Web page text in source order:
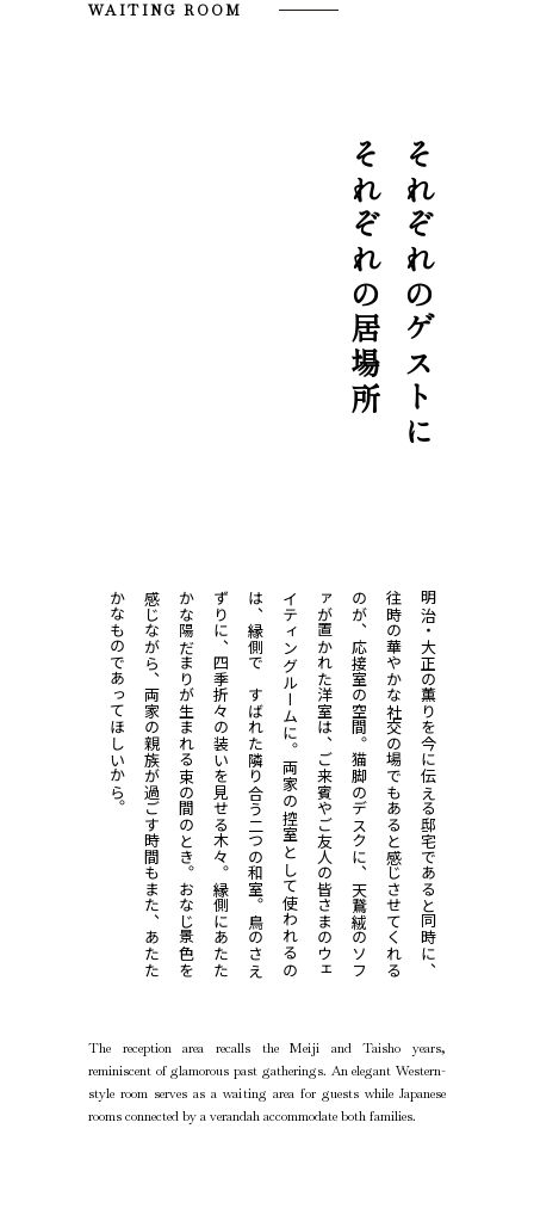
WAITING ROOM
それぞれのゲストに
それぞれの居場所
明治・大正の薫りを今に伝える邸宅であると同時に、
往時の華やかな社交の場でもあると感じさせてくれる
のが、応接室の空間。
猫
脚
の
デ
ス
ク
に
、
天
鵞
絨
の
ソ
フ
ァ
が
置
か
れ
た
洋
室
は
、
ご
来
賓
や
ご
友
人
の
皆
さ
ま
の
ウ
ェ
イ
テ
ィ
ン
グ
ル
ー
ム
に
。
両
家
の
控
室
と
し
て
使
わ
れ
る
の
は
、
縁
側
で
む
す
ば
れ
た
隣り合う二つの和室。
鳥
の
さ
え
ず
り
に
、
四
季
折
々
の
装
い
を
見
せ
る
木
々
。
縁
側
に
あ
た
た
か
な
陽
だ
ま
り
が
生
ま
れ
る
束
の
間
の
と
き
。
お
な
じ
景
色
を
感
じ
な
が
ら
、
両
家
の
親
族
が
過
ご
す
時
間
も
ま
た
、
あ
た
た
か
な
も
の
で
あ
っ
て
ほ
し
い
か
ら
。
The reception area recalls the Meiji and Taisho years,
reminiscent of glamorous past gatherings. An elegant Western-
style room serves as a waiting area for guests while Japanese
rooms connected by a verandah accommodate both families.